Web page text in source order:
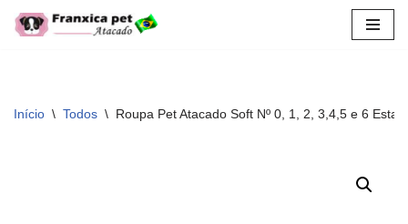
conteúdo
Início \ Todos \ Roupa Pet Atacado Soft Nº 0, 1, 2, 3,4,5 e 6